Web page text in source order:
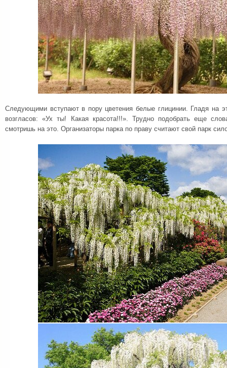
Следующими вступают в пору цветения белые глицинии. Гладя на
возгласов: «Ух ты! Какая красота!!!». Трудно подобрать еще
смотришь на это. Организаторы парка по праву считают свой парк